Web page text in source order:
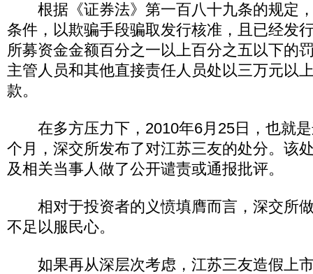
根据《证券法》第一百八十九条的规定
条件，以欺骗手段骗取发行核准，且已经发
所募资金金额百分之一以上百分之五以下的
主管人员和其他直接责任人员处以三万元以
款。
在多方压力下，2010年6月25日，也就是
个月，深交所发布了对江苏三友的处分。该
及相关当事人做了公开谴责或通报批评。
相对于投资者的义愤填膺而言，深交所
不足以服民心。
如果再从深层次考虑，江苏三友造假上